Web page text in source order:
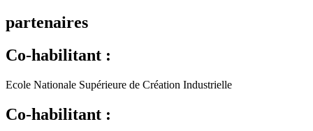
partenaires
Co-habilitant :
Ecole Nationale Supérieure de Création Industrielle
Co-habilitant :